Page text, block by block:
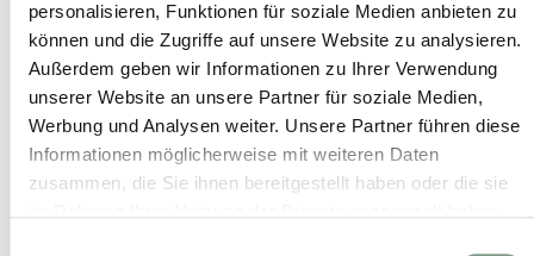
personalisieren, Funktionen für soziale Medien anbieten zu
können und die Zugriffe auf unsere Website zu analysieren.
Außerdem geben wir Informationen zu Ihrer Verwendung
unserer Website an unsere Partner für soziale Medien,
Werbung und Analysen weiter. Unsere Partner führen diese
Informationen möglicherweise mit weiteren Daten
zusammen, die Sie ihnen bereitgestellt haben oder die sie
erfolgt über den leichten Wanderweg, vorbei an
der Einsiedelei zum Parkplatz Bürgerau.
Strecke: 7,2 km
Dauer: 03:30 h
Aufstieg : 639 hm